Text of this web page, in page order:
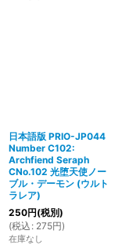
日本語版 PRIO-JP044
Number C102:
Archfiend Seraph
CNo.102 光堕天使ノー
ブル・デーモン (ウルト
ラレア)
250円(税別)
(税込 : 275円)
在庫なし